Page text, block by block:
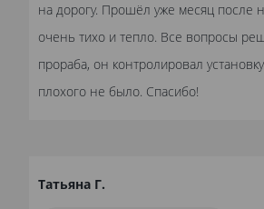
на дорогу. Прошёл уже месяц после
очень тихо и тепло. Все вопросы
прораба, он контролировал
плохого не было. Спасибо!
Татьяна Г.